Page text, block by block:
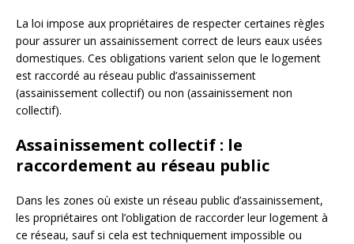
La loi impose aux propriétaires de respecter certaines règles
pour assurer un assainissement correct de leurs eaux usées
domestiques. Ces obligations varient selon que le logement
est raccordé au réseau public d’assainissement
(assainissement collectif) ou non (assainissement non
collectif).
Assainissement collectif : le
raccordement au réseau public
Dans les zones où existe un réseau public d’assainissement,
les propriétaires ont l’obligation de raccorder leur logement à
ce réseau, sauf si cela est techniquement impossible ou